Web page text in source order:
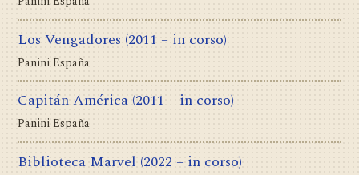
Los Vengadores (2011 – in corso)
Panini España
Capitán América (2011 – in corso)
Panini España
Biblioteca Marvel (2022 – in corso)